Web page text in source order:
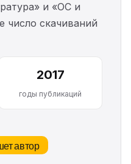
и «ОС и
число скачиваний
2017
годы публикаций
автор